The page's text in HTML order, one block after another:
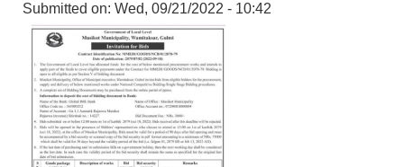
Submitted on: Wed, 09/21/2022 - 10:42